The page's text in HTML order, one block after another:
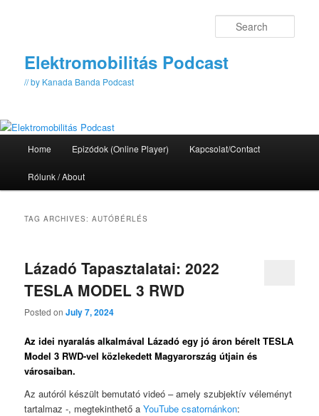
Elektromobilitás Podcast
// by Kanada Banda Podcast
Home Epizódok (Online Player) Kapcsolat/Contact
Rólunk / About
TAG ARCHIVES:AUTÓBÉRLÉS
Lázadó Tapasztalatai: 2022
TESLA MODEL 3 RWD
Posted onJuly 7, 2024
Az idei nyaralás alkalmával Lázadó egy jó áron béreltTESLA
Model 3 RWD-vel közlekedett Magyarország útjain és
városaiban.
Az autóról készült bemutató videó – amely szubjektív véleményt
tartalmaz -, megtekinthető aYouTube csatornánkon: